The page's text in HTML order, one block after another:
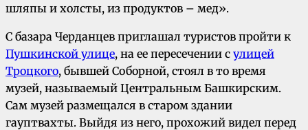
шляпы и холсты, из продуктов – мед».
С базара Черданцев приглашал туристов пройти к
Пушкинской улице, на ее пересечении с улицей
Троцкого, бывшей Соборной, стоял в то время
музей, называемый Центральным Башкирским.
Сам музей размещался в старом здании
гауптвахты. Выйдя из него, прохожий видел перед